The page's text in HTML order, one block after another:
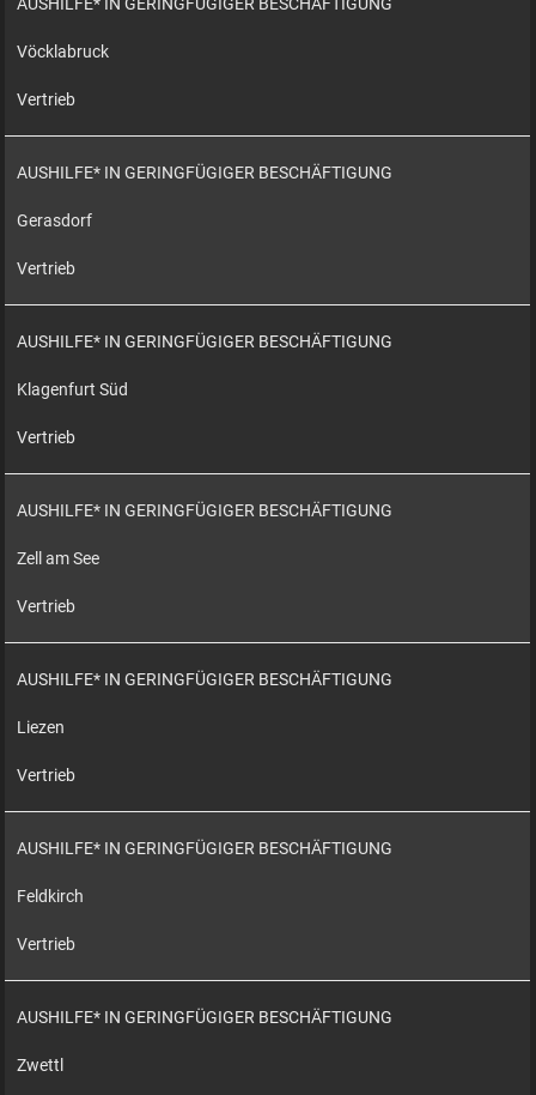
Vöcklabruck
Vertrieb
AUSHILFE* IN GERINGFÜGIGER BESCHÄFTIGUNG
Gerasdorf
Vertrieb
AUSHILFE* IN GERINGFÜGIGER BESCHÄFTIGUNG
Klagenfurt Süd
Vertrieb
AUSHILFE* IN GERINGFÜGIGER BESCHÄFTIGUNG
Zell am See
Vertrieb
AUSHILFE* IN GERINGFÜGIGER BESCHÄFTIGUNG
Liezen
Vertrieb
AUSHILFE* IN GERINGFÜGIGER BESCHÄFTIGUNG
Feldkirch
Vertrieb
AUSHILFE* IN GERINGFÜGIGER BESCHÄFTIGUNG
Zwettl